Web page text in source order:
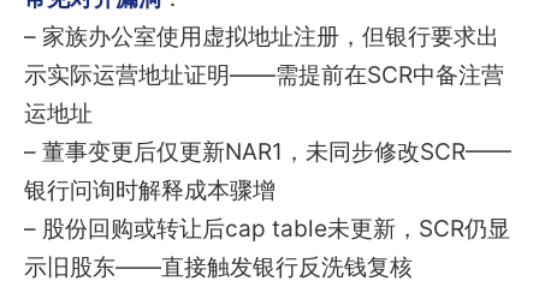
– 家族办公室使用虚拟地址注册，但银行要求出
示实际运营地址证明——需提前在SCR中备注营
运地址
– 董事变更后仅更新NAR1，未同步修改SCR——
银行问询时解释成本骤增
– 股份回购或转让后cap table未更新，SCR仍显
示旧股东——直接触发银行反洗钱复核